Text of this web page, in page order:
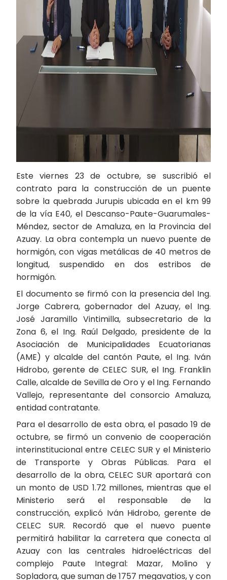
Este viernes 23 de octubre, se suscribió el
contrato para la construcción de un puente
sobre la quebrada Jurupis ubicada en el km 99
de la vía E40, el Descanso-Paute-Guarumales-
Méndez, sector de Amaluza, en la Provincia del
Azuay. La obra contempla un nuevo puente de
hormigón, con vigas metálicas de 40 metros de
longitud, suspendido en dos estribos de
hormigón.
El documento se firmó con la presencia del Ing.
Jorge Cabrera, gobernador del Azuay, el Ing.
José Jaramillo Vintimilla, subsecretario de la
Zona 6, el Ing. Raúl Delgado, presidente de la
Asociación de Municipalidades Ecuatorianas
(AME) y alcalde del cantón Paute, el Ing. Iván
Hidrobo, gerente de CELEC SUR, el Ing. Franklin
Calle, alcalde de Sevilla de Oro y el Ing. Fernando
Vallejo, representante del consorcio Amaluza,
entidad contratante.
Para el desarrollo de esta obra, el pasado 19 de
octubre, se firmó un convenio de cooperación
interinstitucional entre CELEC SUR y el Ministerio
de Transporte y Obras Públicas. Para el
desarrollo de la obra, CELEC SUR aportará con
un monto de USD 1.72 millones, mientras que el
Ministerio será el responsable de la
construcción, explicó Iván Hidrobo, gerente de
CELEC SUR. Recordó que el nuevo puente
permitirá habilitar la carretera que conecta al
Azuay con las centrales hidroeléctricas del
complejo Paute Integral: Mazar, Molino y
Sopladora, que suman de 1757 megavatios, y con